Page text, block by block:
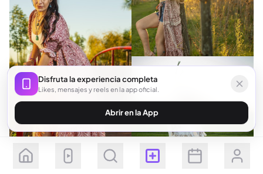
Seguir Suscribirse
Disfruta la experiencia completa
Likes, mensajes y reels en la app oficial.
Abrir en la App